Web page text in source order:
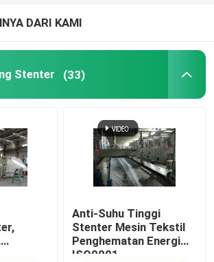
Range
Serat Pokok Poliester
DARI KAMI
Stenter (33)
Anti-Suhu Tinggi
Stenter Mesin Tekstil
Penghematan Energi
ISO9001